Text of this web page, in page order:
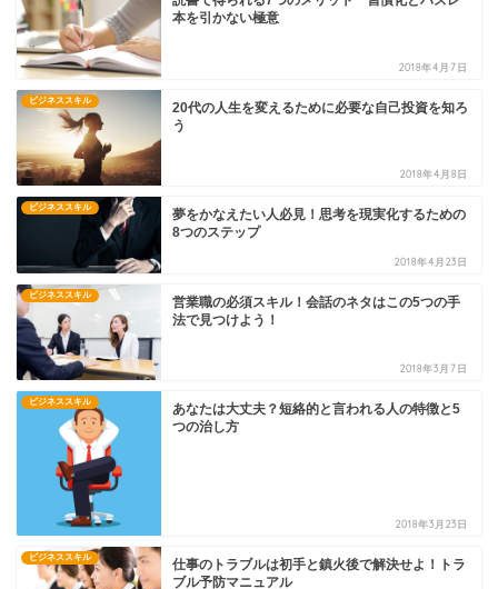
本を引かない極意
2018年4月7日
ビジネススキル
20代の人生を変えるために必要な自己投資を知ろ
う
2018年4月8日
ビジネススキル
夢をかなえたい人必見！思考を現実化するための
8つのステップ
2018年4月23日
ビジネススキル
営業職の必須スキル！会話のネタはこの5つの手
法で見つけよう！
2018年3月7日
ビジネススキル
あなたは大丈夫？短絡的と言われる人の特徴と5
つの治し方
2018年3月23日
ビジネススキル
仕事のトラブルは初手と鎮火後で解決せよ！トラ
ブル予防マニュアル